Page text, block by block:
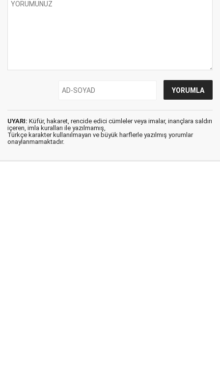
UYARI: Küfür, hakaret, rencide edici cümleler veya imalar, inançlara saldırı
içeren, imla kuralları ile yazılmamış,
Türkçe karakter kullanılmayan ve büyük harflerle yazılmış yorumlar
onaylanmamaktadır.